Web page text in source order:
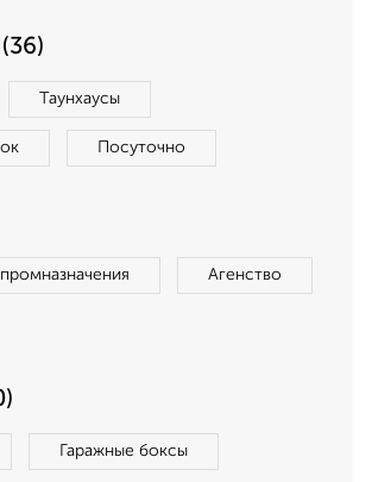
Таунхаусы
Посуточно
Агенство
Гаражные боксы